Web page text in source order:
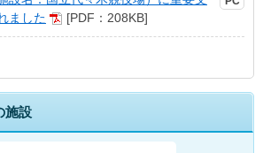
ました
[PDF：208KB]
施設